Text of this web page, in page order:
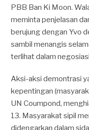
PBB Ban Ki Moon.
meminta penjelasan
berujung dengan Yvo
sambil menangis
terlihat dalam
Aksi-aksi demontrasi
kepentingan
UN Coumpond,
13. Masyarakat sipil
didengarkan dalam